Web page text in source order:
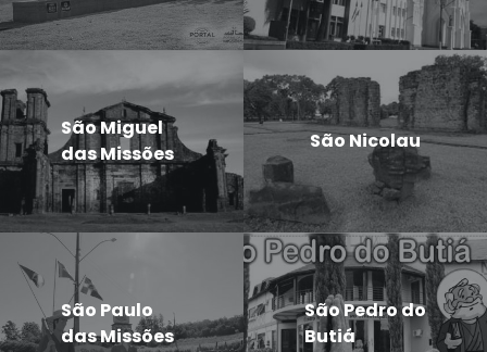
São Miguel
das Missões
São Nicolau
São Paulo
das Missões
São Pedro do
Butiá